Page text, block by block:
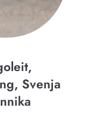
Svenja